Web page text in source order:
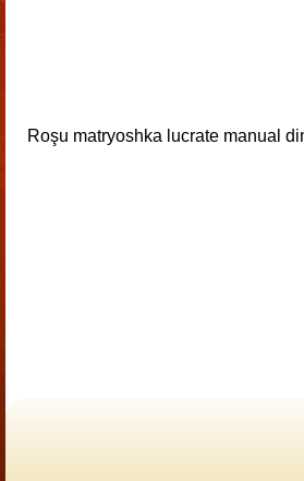
Roşu matryoshka lucrate manual